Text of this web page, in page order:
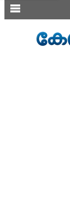
SECTIONS